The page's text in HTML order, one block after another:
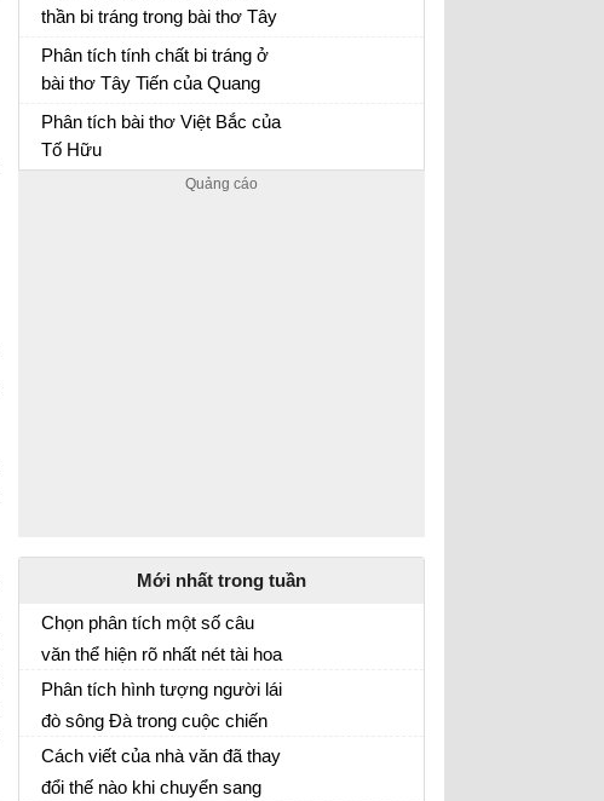
thần bi tráng trong bài thơ Tây
Tiến
Bài thơ Tây Tiến - Văn 12
Phân tích tính chất bi tráng ở
bài thơ Tây Tiến của Quang
Dũng
Phân tích bài thơ Tây Tiến - Văn 12
Phân tích bài thơ Việt Bắc của
Tố Hữu
Mới nhất trong tuần
Chọn phân tích một số câu
văn thể hiện rõ nhất nét tài hoa
về bút pháp trong cách sử
dụng ngôn ngữ của Nguyễn
Tuân.
Bài 5 trang 193 SGK Ngữ văn 12 tập 1
Phân tích hình tượng người lái
đò sông Đà trong cuộc chiến
đấu với con sông hung dữ
Bài 4 trang 192 SGK Ngữ văn 12 tập 1
Cách viết của nhà văn đã thay
đổi thế nào khi chuyển sang